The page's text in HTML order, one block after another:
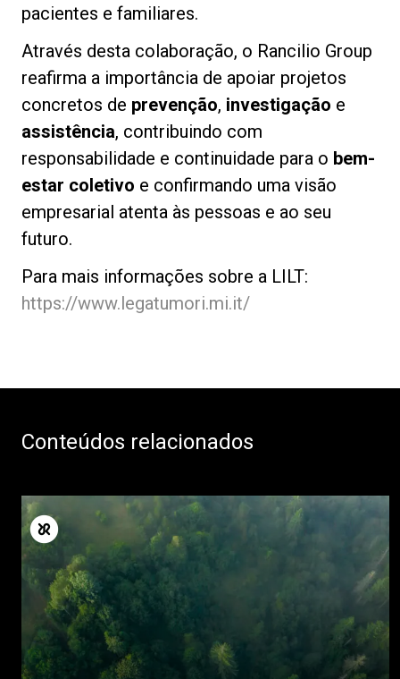
pacientes e familiares.
Através desta colaboração, o Rancilio Group
reafirma a importância de apoiar projetos
concretos de prevenção, investigação e
assistência, contribuindo com
responsabilidade e continuidade para o bem-
estar coletivo e confirmando uma visão
empresarial atenta às pessoas e ao seu
futuro.
Para mais informações sobre a LILT:
https://www.legatumori.mi.it/
Conteúdos relacionados